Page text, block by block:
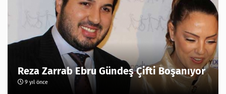
Reza Zarrab Ebru Gündeş Çifti Boşanıyor
9 yıl önce